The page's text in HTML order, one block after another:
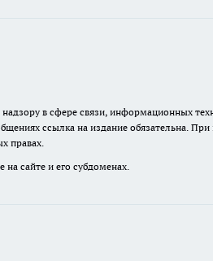
в сфере связи, информационных
ссылка на издание обязательна.
правах.
сайте и его субдоменах.